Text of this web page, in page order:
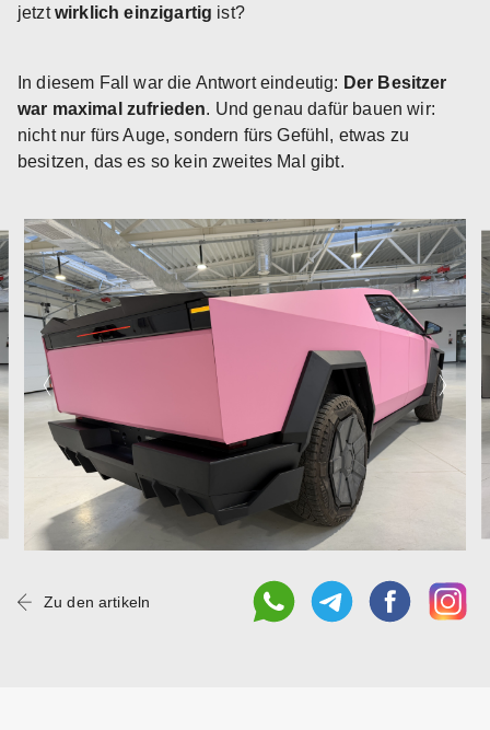
jetztwirklich einzigartig ist?
In diesem Fall war die Antwort eindeutig: Der Besitzer
war maximal zufrieden. Und genau dafür bauen wir:
nicht nur fürs Auge, sondern fürs Gefühl, etwas zu
besitzen, das es so kein zweites Mal gibt.
Zu den artikeln